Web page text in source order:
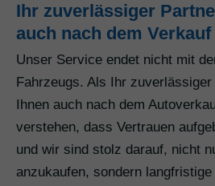
Ihr zuverlässiger
auch nach dem
Unser Service endet nicht mit
Fahrzeugs. Als Ihr
Ihnen auch nach dem
verstehen, dass Vertrauen
und wir sind stolz darauf, nicht
anzukaufen, sondern